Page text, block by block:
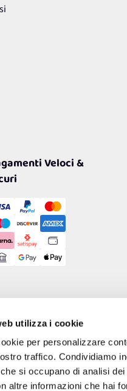
utilizza i cookie
per personalizzare
traffico. Condividiamo
si occupano di analisi
altre informazioni che hai
Veloci &